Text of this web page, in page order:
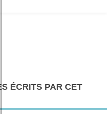
ÉCRITS PAR CET